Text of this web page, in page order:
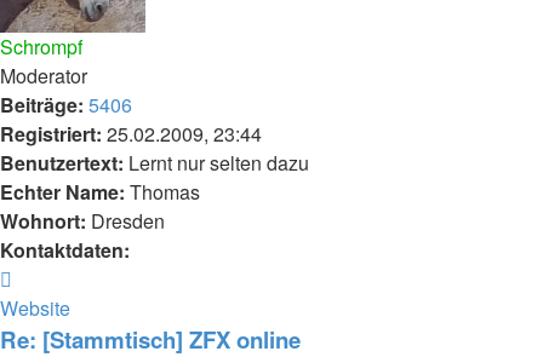
Schrompf
Moderator
Beiträge: 5406
Registriert: 25.02.2009, 23:44
Benutzertext: Lernt nur selten dazu
Echter Name: Thomas
Wohnort: Dresden
Kontaktdaten:
von
Schrompf
Website
Re: [Stammtisch] ZFX online